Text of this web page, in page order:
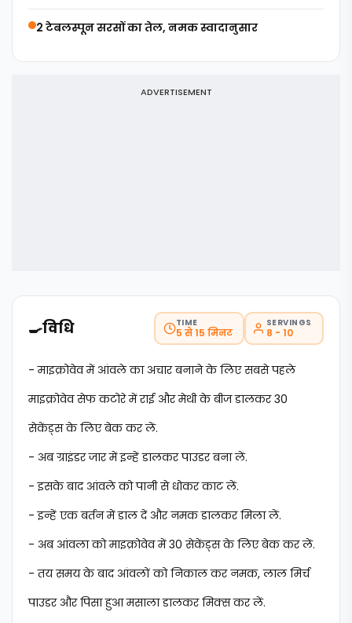
2 टेबलस्पून सरसों का तेल, नमक स्वादानुसार
🍳विधि TIME
5 से 15 मिनट
SERVINGS
8 - 10
- माइक्रोवेव में आंवले का अचार बनाने के लिए सबसे पहले
माइक्रोवेव सेफ कटोरे में राई और मेथी के बीज डालकर 30
सेकेंड्स के लिए बेक कर लें.
- अब ग्राइंडर जार में इन्हें डालकर पाउडर बना लें.
- इसके बाद आंवले को पानी से धोकर काट लें.
- इन्हें एक बर्तन में डाल दें और नमक डालकर मिला लें.
- अब आंवला को माइक्रोवेव में 30 सेकेंड्स के लिए बेक कर लें.
- तय समय के बाद आंवलों को निकाल कर नमक, लाल मिर्च
पाउडर और पिसा हुआ मसाला डालकर मिक्स कर लें.
ADVERTISEMENT